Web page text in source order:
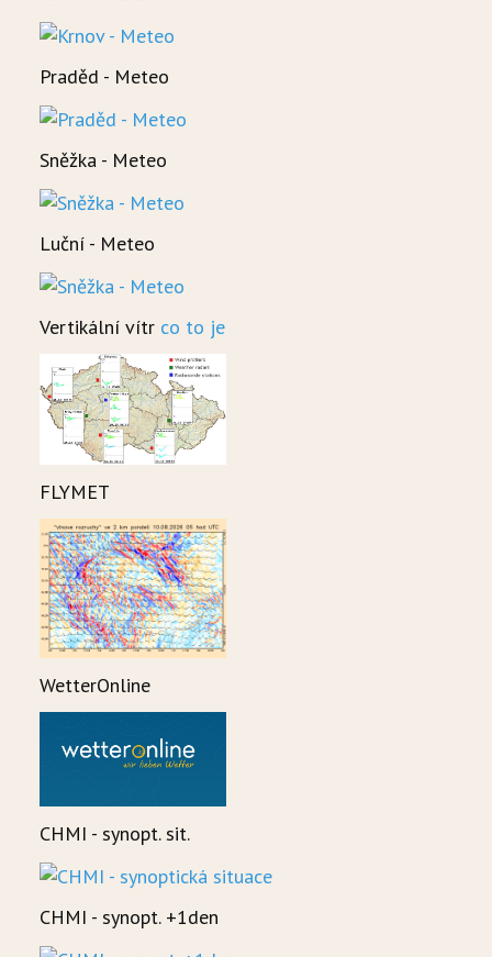
HISTORIE
WAVECAMP 2020+21
WAVECAMP 2019
WAVECAMP 2018
WAVECAMP 2017
FOTOGALERIE
Praděd - Meteo
Sněžka - Meteo
Luční - Meteo
Vertikální vítr co to je
FLYMET
WetterOnline
CHMI - synopt. sit.
CHMI - synopt. +1den